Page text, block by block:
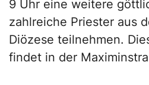
9 Uhr eine weitere
zahlreiche Priester aus
Diözese teilnehmen.
findet in der